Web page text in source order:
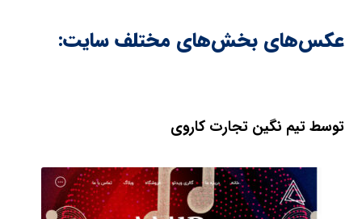
عکس‌های بخش‌های مختلف سایت:
توسط تیم نگین تجارت کاروی